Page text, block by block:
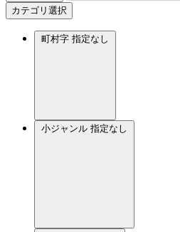
カテゴリ選択
町村字 指定なし
小ジャンル 指定なし